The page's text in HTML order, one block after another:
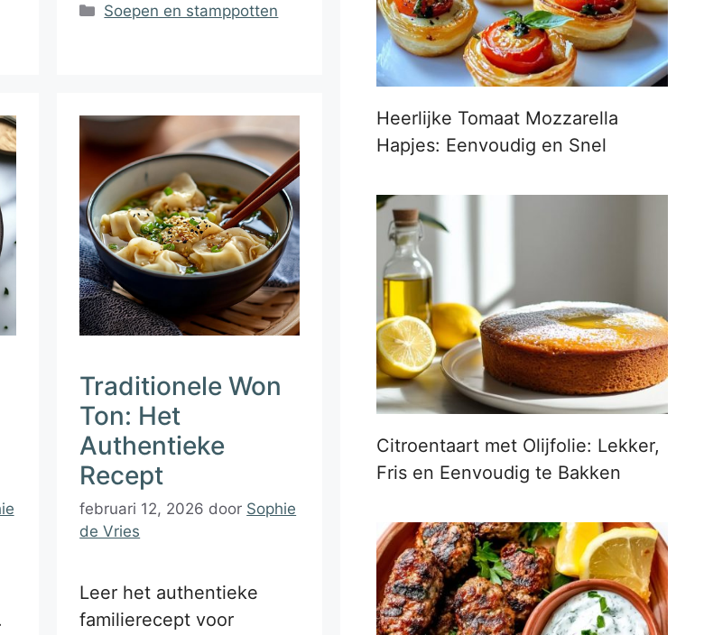
Categorieën
Soepen en stamppotten
Traditionele Won
Ton: Het
Authentieke
Recept
februari 12, 2026 door Sophie
de Vries
Leer het authentieke
familierecept voor
Heerlijke Tomaat Mozzarella
Hapjes: Eenvoudig en Snel
Citroentaart met Olijfolie: Lekker,
Fris en Eenvoudig te Bakken